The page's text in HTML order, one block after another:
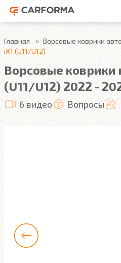
Главная Ворсовые коврики
iX1 (U11/U12)
Ворсовые коврики
(U11/U12) 2022 -
6 видео Вопросы